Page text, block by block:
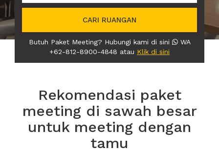
CARI RUANGAN
Butuh Paket Meeting? Hubungi kami di sini
WA
+62-812-8900-4848 atau Klik di sini
Rekomendasi paket
meeting di sawah besar
untuk meeting dengan
tamu